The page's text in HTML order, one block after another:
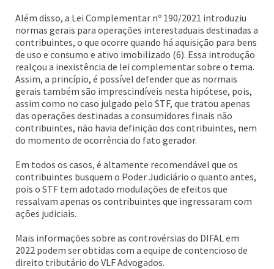
Além disso, a Lei Complementar nº 190/2021 introduziu
normas gerais para operações interestaduais destinadas a
contribuintes, o que ocorre quando há aquisição para bens
de uso e consumo e ativo imobilizado (6). Essa introdução
realçou a inexistência de lei complementar sobre o tema.
Assim, a princípio, é possível defender que as normais
gerais também são imprescindíveis nesta hipótese, pois,
assim como no caso julgado pelo STF, que tratou apenas
das operações destinadas a consumidores finais não
contribuintes, não havia definição dos contribuintes, nem
do momento de ocorrência do fato gerador.
Em todos os casos, é altamente recomendável que os
contribuintes busquem o Poder Judiciário o quanto antes,
pois o STF tem adotado modulações de efeitos que
ressalvam apenas os contribuintes que ingressaram com
ações judiciais.
Mais informações sobre as controvérsias do DIFAL em
2022 podem ser obtidas com a equipe de contencioso de
direito tributário do VLF Advogados.